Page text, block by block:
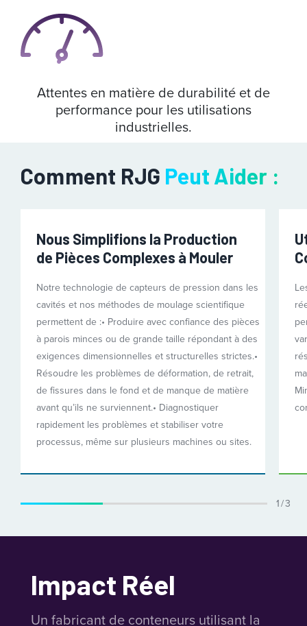
Attentes en matière de durabilité et de
performance pour les utilisations
industrielles.
Comment RJG Peut Aider :
Nous Simplifions la Production
de Pièces Complexes à Mouler
Notre technologie de capteurs de pression dans les
cavités et nos méthodes de moulage scientifique
permettent de :• Produire avec confiance des pièces
à parois minces ou de grande taille répondant à des
exigences dimensionnelles et structurelles strictes.•
Résoudre les problèmes de déformation, de retrait,
de fissures dans le fond et de manque de matière
avant qu’ils ne surviennent.• Diagnostiquer
rapidement les problèmes et stabiliser votre
processus, même sur plusieurs machines ou sites.
1 / 3
Impact Réel
Un fabricant de conteneurs utilisant la